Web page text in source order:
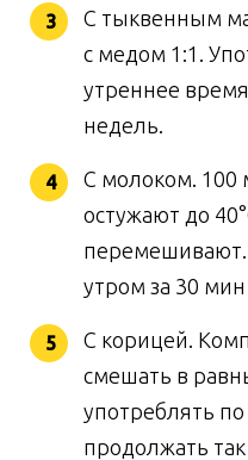
С тыквенным
с медом 1:1.
утреннее
недель.
С молоком. 100
остужают до
перемешивают.
утром за 30
С корицей.
смешать в
употреблять по
продолжать